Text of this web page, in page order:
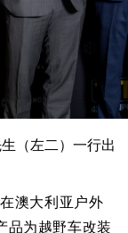
（左二）一行出
澳大利亚户外
品为越野车改装